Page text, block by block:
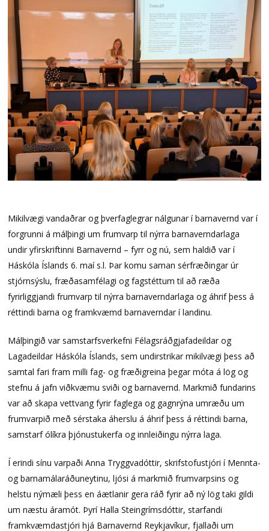
Mikilvægi vandaðrar og þverfaglegrar nálgunar í barnavernd var í
forgrunni á málþingi um frumvarp til nýrra barnaverndarlaga
undir yfirskriftinni Barnavernd – fyrr og nú, sem haldið var í
Háskóla Íslands 6. maí s.l. Þar komu saman sérfræðingar úr
stjórnsýslu, fræðasamfélagi og fagstéttum til að ræða
fyrirliggjandi frumvarp til nýrra barnaverndarlaga og áhrif þess á
réttindi barna og framkvæmd barnaverndar í landinu.
Málþingið var samstarfsverkefni Félagsráðgjafadeildar og
Lagadeildar Háskóla Íslands, sem undirstrikar mikilvægi þess að
samtal fari fram milli fag- og fræðigreina þegar móta á lög og
stefnu á jafn viðkvæmu sviði og barnavernd. Markmið fundarins
var að skapa vettvang fyrir faglega og gagnrýna umræðu um
frumvarpið með sérstaka áherslu á áhrif þess á réttindi barna,
samstarf ólíkra þjónustukerfa og innleiðingu nýrra laga.
Í erindi sínu varpaði Anna Tryggvadóttir, skrifstofustjóri í Mennta-
og barnamálaráðuneytinu, ljósi á markmið frumvarpsins og
helstu nýmæli þess en áætlanir gera ráð fyrir að ný lög taki gildi
um næstu áramót. Þyrí Halla Steingrímsdóttir, starfandi
framkvæmdastjóri hjá Barnavernd Reykjavíkur, fjallaði um